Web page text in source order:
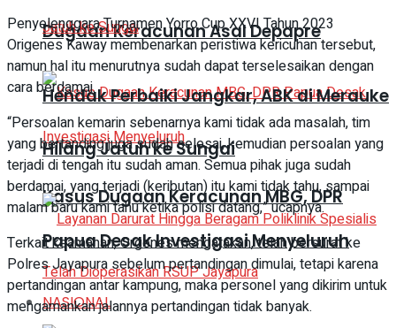
Dugaan Keracunan Asal Depapre
Kasus Dugaan Keracunan MBG, DPR
Papua Desak Investigasi Menyeluruh
NASIONAL
Hendak Perbaiki Jangkar, ABK di Merauke
Hilang Jatuh ke Sungai
Penyelenggara Turnamen Yorro Cup XXVI Tahun 2023
Origenes Kaway membenarkan peristiwa kericuhan tersebut,
namun hal itu menurutnya sudah dapat terselesaikan dengan
cara berdamai.
“Persoalan kemarin sebenarnya kami tidak ada masalah, tim
yang bertanding juga sudah selesai, kemudian persoalan yang
terjadi di tengah itu sudah aman. Semua pihak juga sudah
berdamai, yang terjadi (keributan) itu kami tidak tahu, sampai
malam baru kami tahu ketika polisi datang,” ucapnya.
Terkait keamanan, Orgenes mengatakan, telah bersurat ke
Polres Jayapura sebelum pertandingan dimulai, tetapi karena
pertandingan antar kampung, maka personel yang dikirim untuk
mengamankan jalannya pertandingan tidak banyak.